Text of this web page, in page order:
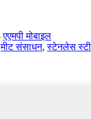
एएमपी मोबाइल
मीट संसाधन,स्टेनलेस